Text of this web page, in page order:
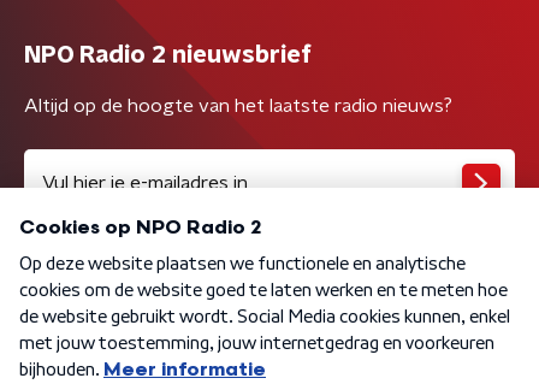
NPO Radio 2 nieuwsbrief
Altijd op de hoogte van het laatste radio nieuws?
Algemene voorwaarden